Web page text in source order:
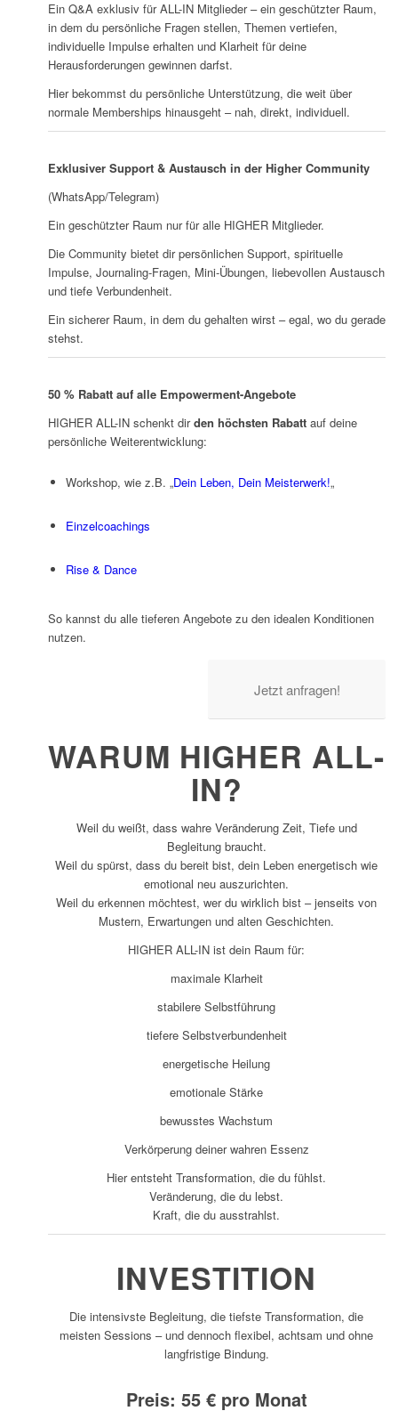
Ein Q&A exklusiv für ALL-IN Mitglieder – ein geschützter Raum,
in dem du persönliche Fragen stellen, Themen vertiefen,
individuelle Impulse erhalten und Klarheit für deine
Herausforderungen gewinnen darfst.
Hier bekommst du persönliche Unterstützung, die weit über
normale Memberships hinausgeht – nah, direkt, individuell.
Exklusiver Support & Austausch in der Higher Community
(WhatsApp/Telegram)
Ein geschützter Raum nur für alle HIGHER Mitglieder.
Die Community bietet dir persönlichen Support, spirituelle
Impulse, Journaling-Fragen, Mini-Übungen, liebevollen Austausch
und tiefe Verbundenheit.
Ein sicherer Raum, in dem du gehalten wirst – egal, wo du gerade
stehst.
50 % Rabatt auf alle Empowerment-Angebote
HIGHER ALL-IN schenkt dirden höchsten Rabattauf deine
persönliche Weiterentwicklung:
Workshop, wie z.B. „Dein Leben, Dein Meisterwerk!„
Einzelcoachings
Rise & Dance
So kannst du alle tieferen Angebote zu den idealen Konditionen
nutzen.
Jetzt anfragen!
WARUM HIGHER ALL-
IN?
Weil du weißt, dass wahre Veränderung Zeit, Tiefe und
Begleitung braucht.
Weil du spürst, dass du bereit bist, dein Leben energetisch wie
emotional neu auszurichten.
Weil du erkennen möchtest, wer du wirklich bist – jenseits von
Mustern, Erwartungen und alten Geschichten.
HIGHER ALL-IN ist dein Raum für:
maximale Klarheit
stabilere Selbstführung
tiefere Selbstverbundenheit
energetische Heilung
emotionale Stärke
bewusstes Wachstum
Verkörperung deiner wahren Essenz
Hier entsteht Transformation, die du fühlst.
Veränderung, die du lebst.
Kraft, die du ausstrahlst.
INVESTITION
Die intensivste Begleitung, die tiefste Transformation, die
meisten Sessions – und dennoch flexibel, achtsam und ohne
langfristige Bindung.
Preis: 55 € pro Monat